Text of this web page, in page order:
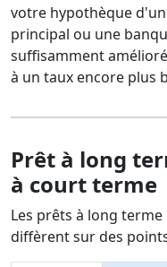
votre hypothèque
principal ou une
suffisamment
à un taux encore plus
Prêt à long
à court terme
Les prêts à long
diffèrent sur des